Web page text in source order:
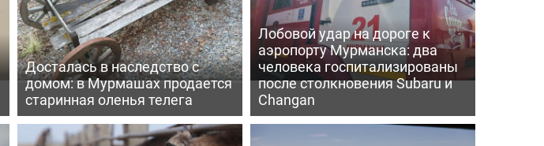
Досталась в наследство с
домом: в Мурмашах продается
старинная оленья телега
Лобовой удар на дороге к
аэропорту Мурманска: два
человека госпитализированы
после столкновения Subaru и
Changan